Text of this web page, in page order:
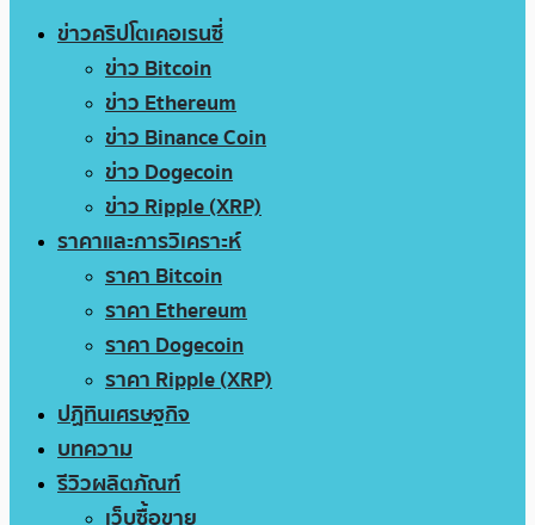
ข่าวคริปโตเคอเรนซี่
ข่าว Bitcoin
ข่าว Ethereum
ข่าว Binance Coin
ข่าว Dogecoin
ข่าว Ripple (XRP)
ราคาและการวิเคราะห์
ราคา Bitcoin
ราคา Ethereum
ราคา Dogecoin
ราคา Ripple (XRP)
ปฏิทินเศรษฐกิจ
บทความ
รีวิวผลิตภัณฑ์